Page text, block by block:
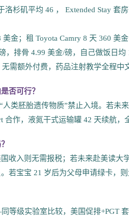
洛杉矶平均 46 ， Extended Stay 套
金；租 Toyota Camry 8 天 360 美金
，排骨 4.99 美金/磅，自己做饭日均
需额外付费，药品注射教学全程中
否可行？
人类胚胎遗传物质”禁止入境。若未
合作，液氮干式运输罐 42 天续航，
收入则无需报税；若未来赴美读大
若宝宝 21 岁后为父母申请绿卡，则
等级实验室比较，美国促排+PGT